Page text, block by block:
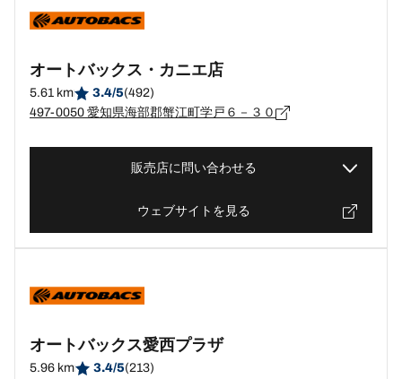
オートバックス・カニエ店
5.61 km 3.4/5(492)
497-0050 愛知県海部郡蟹江町学戸６－３０
販売店に問い合わせる
ウェブサイトを見る
オートバックス愛西プラザ
5.96 km 3.4/5(213)